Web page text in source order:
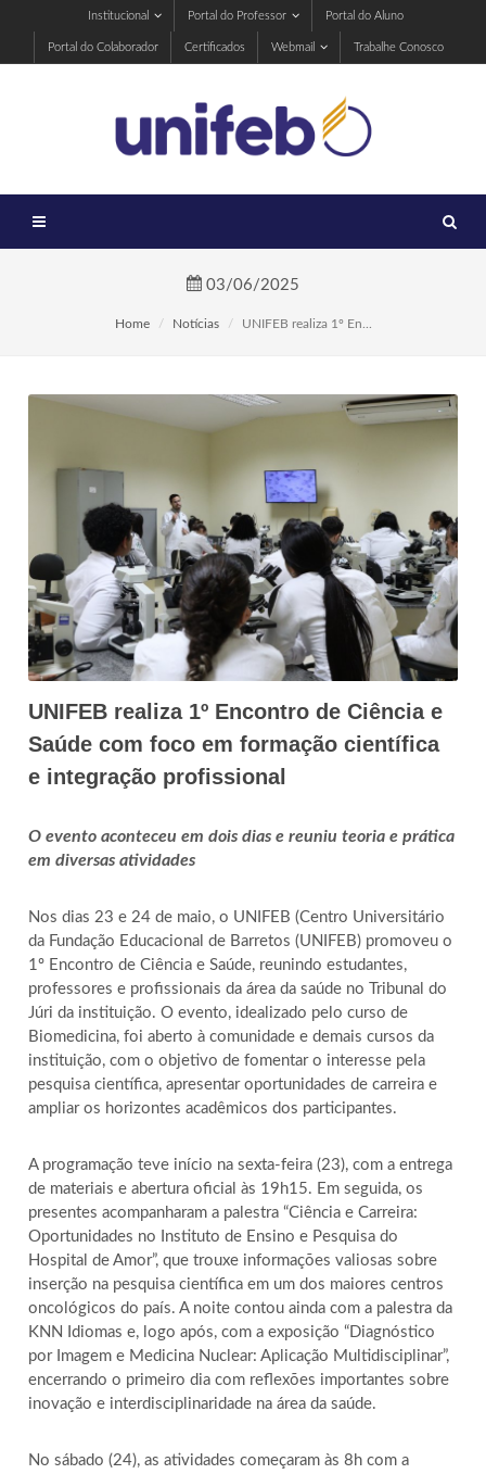
Institucional Portal do Professor Portal do Aluno
Portal do Colaborador Certificados Webmail Trabalhe Conosco
03/06/2025
Home Notícias UNIFEB realiza 1º En...
UNIFEB realiza 1º Encontro de Ciência e
Saúde com foco em formação científica
e integração profissional
O evento aconteceu em dois dias e reuniu teoria e prática
em diversas atividades
Nos dias 23 e 24 de maio, o UNIFEB (Centro Universitário
da Fundação Educacional de Barretos (UNIFEB) promoveu o
1º Encontro de Ciência e Saúde, reunindo estudantes,
professores e profissionais da área da saúde no Tribunal do
Júri da instituição. O evento, idealizado pelo curso de
Biomedicina, foi aberto à comunidade e demais cursos da
instituição, com o objetivo de fomentar o interesse pela
pesquisa científica, apresentar oportunidades de carreira e
ampliar os horizontes acadêmicos dos participantes.
A programação teve início na sexta-feira (23), com a entrega
de materiais e abertura oficial às 19h15. Em seguida, os
presentes acompanharam a palestra “Ciência e Carreira:
Oportunidades no Instituto de Ensino e Pesquisa do
Hospital de Amor”, que trouxe informações valiosas sobre
inserção na pesquisa científica em um dos maiores centros
oncológicos do país. A noite contou ainda com a palestra da
KNN Idiomas e, logo após, com a exposição “Diagnóstico
por Imagem e Medicina Nuclear: Aplicação Multidisciplinar”,
encerrando o primeiro dia com reflexões importantes sobre
inovação e interdisciplinaridade na área da saúde.
No sábado (24), as atividades começaram às 8h com a